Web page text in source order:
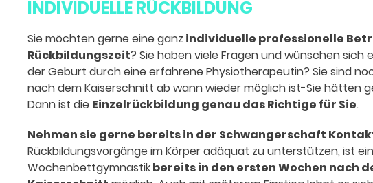
INDIVIDUELLE RÜCKBILDUNG
Sie möchten gerne eine ganz individuelle professionelle
Rückbildungszeit? Sie haben viele Fragen und wünschen
der Geburt durch eine erfahrene Physiotherapeutin? Sie sind
nach dem Kaiserschnitt ab wann wieder möglich ist-Sie hätten
Dann ist die Einzelrückbildung genau das Richtige für Sie.
Nehmen sie gerne bereits in der Schwangerschaft
Rückbildungsvorgänge im Körper adäquat zu unterstützen, ist
Wochenbettgymnastikbereits in den ersten Wochen nach